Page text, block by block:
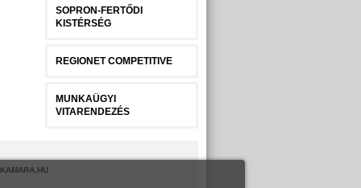
SOPRON-FERTŐDI
KISTÉRSÉG
REGIONET COMPETITIVE
MUNKAÜGYI
VITARENDEZÉS